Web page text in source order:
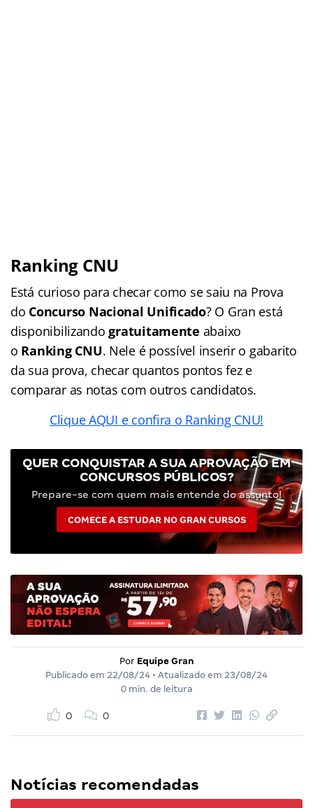
Ranking CNU
Está curioso para checar como se saiu na Prova
do Concurso Nacional Unificado? O Gran está
disponibilizandogratuitamente abaixo
o Ranking CNU. Nele é possível inserir o gabarito
da sua prova, checar quantos pontos fez e
comparar as notas com outros candidatos.
Clique AQUI e confira o Ranking CNU!
QUER CONQUISTAR A SUA APROVAÇÃO EM
CONCURSOS PÚBLICOS?
Prepare-se com quem mais entende do assunto!
COMECE A ESTUDAR NO GRAN CURSOS
Por Equipe Gran
Publicado em 22/08/24 • Atualizado em 23/08/24
0 min. de leitura
0 0
Notícias recomendadas